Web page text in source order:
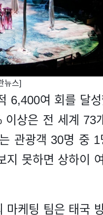
뉴스]
6,400여 회를 달
상은 전 세계 73
관광객 30명 중 1
지 못하면 상하이
케팅 팀은 태국